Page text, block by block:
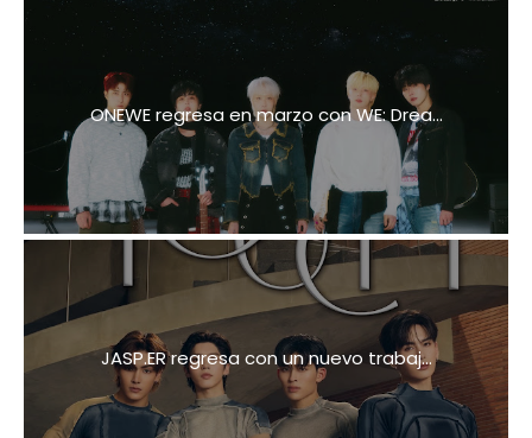
ONEWE regresa en marzo con WE: Drea...
JASP.ER regresa con un nuevo trabaj...